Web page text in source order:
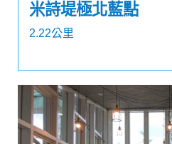
米詩堤極北藍點
2.22公里